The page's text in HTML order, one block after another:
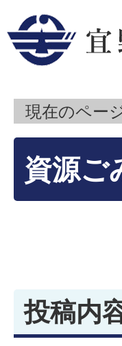
現在のペー
資源ご
投稿内